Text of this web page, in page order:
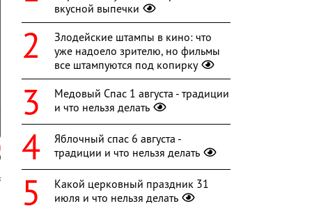
вкусной выпечки
Злодейские штампы в кино: что
уже надоело зрителю, но фильмы
все штампуются под копирку
Медовый Спас 1 августа - традиции
и что нельзя делать
Яблочный спас 6 августа -
традиции и что нельзя делать
Какой церковный праздник 31
июля и что нельзя делать